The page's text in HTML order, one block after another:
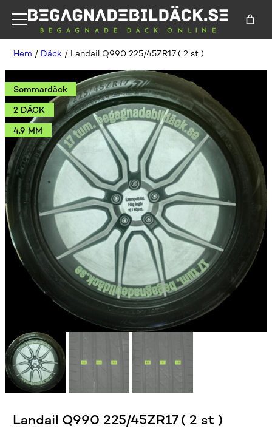
Hem / Däck / Landail Q990 225/45ZR17 ( 2 st )
Sommardäck
2 DÄCK
4,9 MM
Landail Q990 225/45ZR17 ( 2 st )